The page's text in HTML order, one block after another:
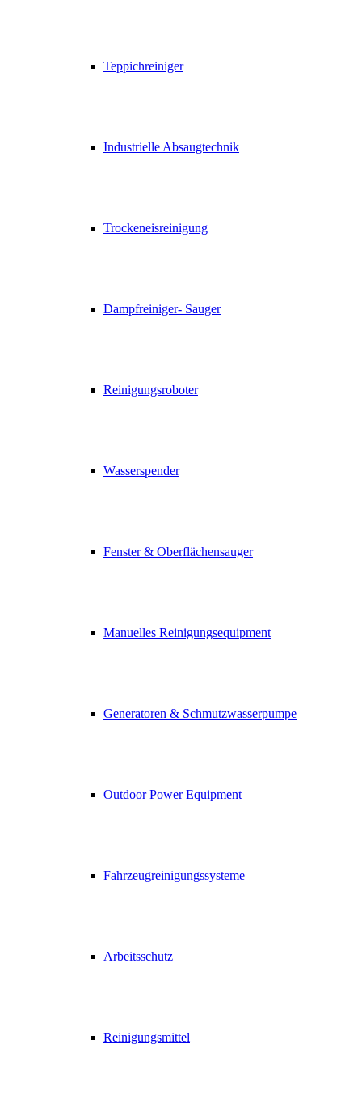
Teppichreiniger
Industrielle Absaugtechnik
Trockeneisreinigung
Dampfreiniger- Sauger
Reinigungsroboter
Wasserspender
Fenster & Oberflächensauger
Manuelles Reinigungsequipment
Generatoren & Schmutzwasserpumpe
Outdoor Power Equipment
Fahrzeugreinigungssysteme
Arbeitsschutz
Reinigungsmittel